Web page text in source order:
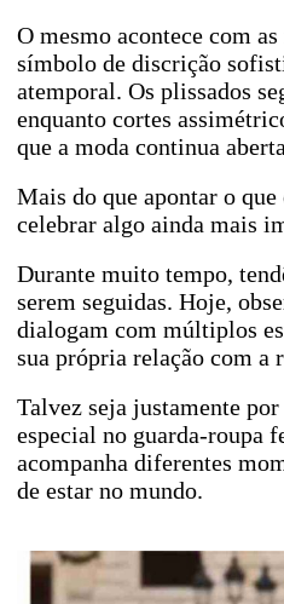
O mesmo acontece com
símbolo de discrição
atemporal. Os plissados
enquanto cortes
que a moda continua
Mais do que apontar o
celebrar algo ainda mais
Durante muito tempo,
serem seguidas. Hoje,
dialogam com múltiplos
sua própria relação com a
Talvez seja justamente
especial no guarda-roupa
acompanha diferentes
de estar no mundo.